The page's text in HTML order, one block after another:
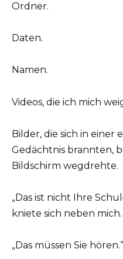
Ordner.
Daten.
Namen.
Videos, die ich mich
Bilder, die sich in einer
Gedächtnis brannten,
Bildschirm wegdrehte.
„Das ist nicht Ihre
kniete sich neben mich.
„Das müssen Sie hören.“